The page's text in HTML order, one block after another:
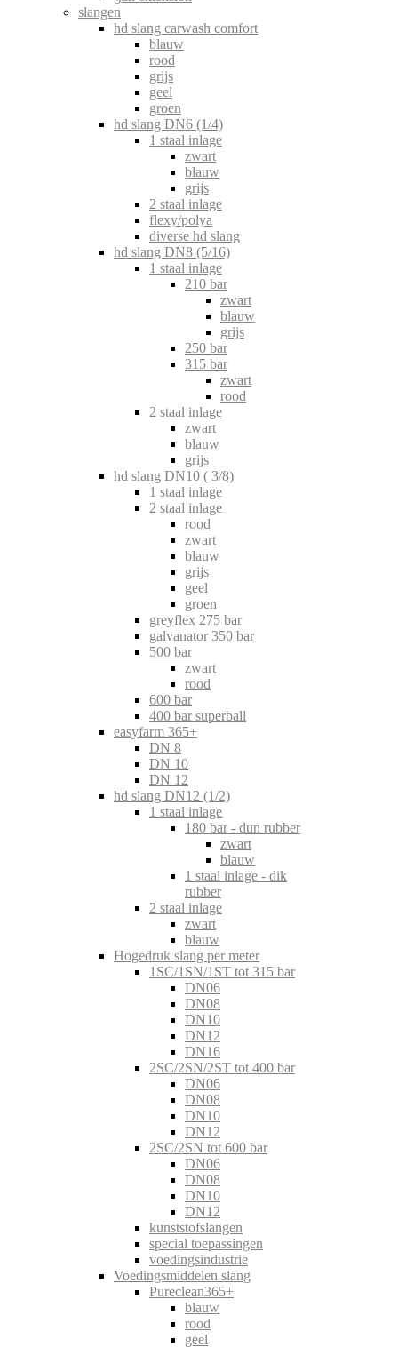
slangen
hd slang carwash comfort
blauw
rood
grijs
geel
groen
hd slang DN6 (1/4)
1 staal inlage
zwart
blauw
grijs
2 staal inlage
flexy/polya
diverse hd slang
hd slang DN8 (5/16)
1 staal inlage
210 bar
zwart
blauw
grijs
250 bar
315 bar
zwart
rood
2 staal inlage
zwart
blauw
grijs
hd slang DN10 ( 3/8)
1 staal inlage
2 staal inlage
rood
zwart
blauw
grijs
geel
groen
greyflex 275 bar
galvanator 350 bar
500 bar
zwart
rood
600 bar
400 bar superball
easyfarm 365+
DN 8
DN 10
DN 12
hd slang DN12 (1/2)
1 staal inlage
180 bar - dun rubber
zwart
blauw
1 staal inlage - dik
rubber
2 staal inlage
zwart
blauw
Hogedruk slang per meter
1SC/1SN/1ST tot 315 bar
DN06
DN08
DN10
DN12
DN16
2SC/2SN/2ST tot 400 bar
DN06
DN08
DN10
DN12
2SC/2SN tot 600 bar
DN06
DN08
DN10
DN12
kunststofslangen
special toepassingen
voedingsindustrie
Voedingsmiddelen slang
Pureclean365+
blauw
rood
geel